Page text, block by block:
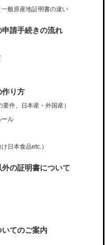
般原産地証明書の違い
請手続きの流れ
作り方
件、日本産・外国産）
ール
日本食品etc.）
の証明書について
てのご案内